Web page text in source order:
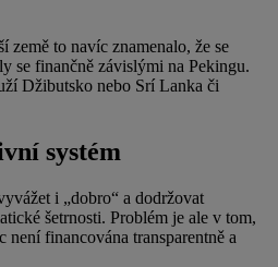
země to navíc znamenalo, že se
se finančně závislými na Pekingu.
Džibutsko nebo Srí Lanka či
systém
i „dobro“ a dodržovat
šetrnosti. Problém je ale v tom,
není financována transparentně a